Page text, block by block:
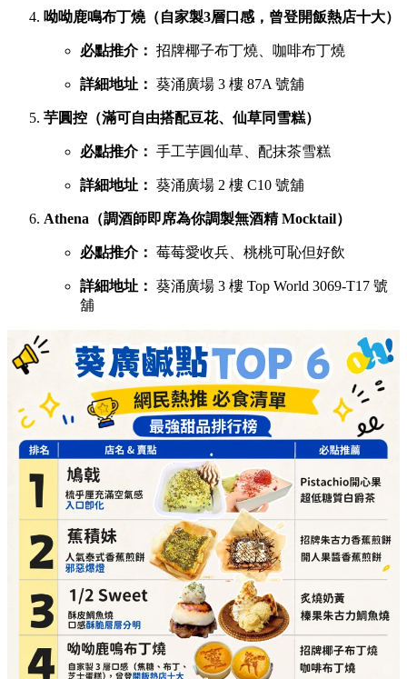
呦呦鹿鳴布丁燒（自家製3層口感，曾登開飯熱店十大）
必點推介： 招牌椰子布丁燒、咖啡布丁燒
詳細地址： 葵涌廣場 3 樓 87A 號舖
芋圓控（滿可自由搭配豆花、仙草同雪糕）
必點推介： 手工芋圓仙草、配抹茶雪糕
詳細地址： 葵涌廣場 2 樓 C10 號舖
Athena（調酒師即席為你調製無酒精 Mocktail）
必點推介： 莓莓愛收兵、桃桃可恥但好飲
詳細地址： 葵涌廣場 3 樓 Top World 3069-T17 號
舖